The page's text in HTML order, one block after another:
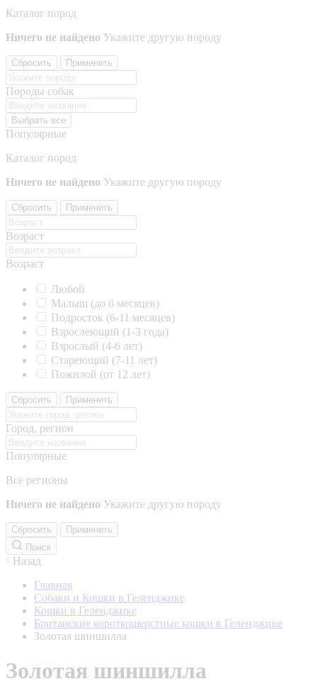
Каталог пород
Ничего не найдено Укажите другую породу
Сбросить Применить
Породы собак
Выбрать все
Популярные
Каталог пород
Ничего не найдено Укажите другую породу
Сбросить Применить
Возраст
Возраст
Любой
Малыш (до 6 месяцев)
Подросток (6-11 месяцев)
Взрослеющий (1-3 года)
Взрослый (4-6 лет)
Стареющий (7-11 лет)
Пожилой (от 12 лет)
Сбросить Применить
Город, регион
Популярные
Все регионы
Ничего не найдено Укажите другую породу
Сбросить
Применить
Поиск
Назад
Главная
Собаки и Кошки в Геленджике
Кошки в Геленджике
Британские короткошерстные кошки в Геленджике
Золотая шиншилла
Золотая шиншилла